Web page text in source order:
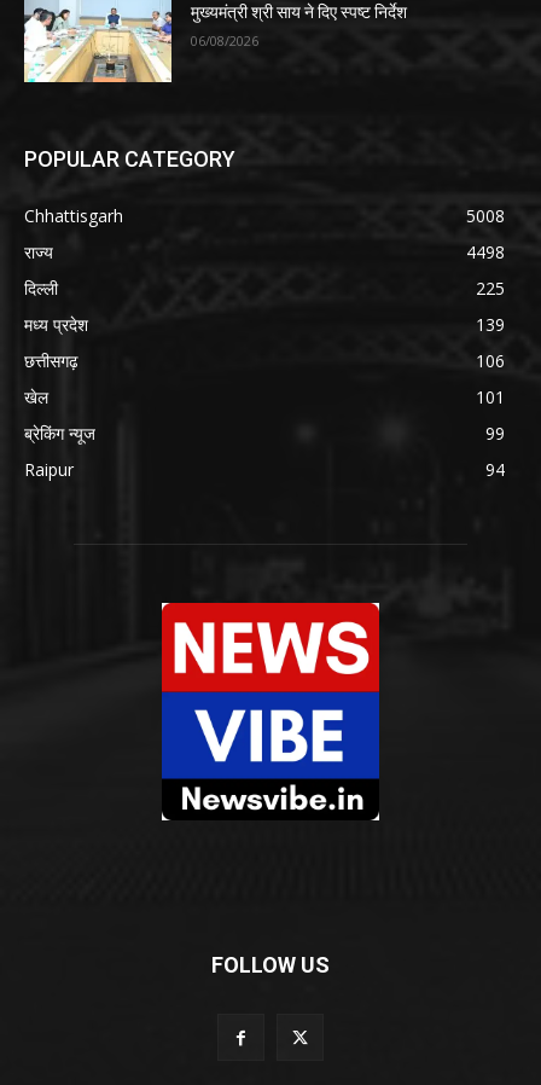
मुख्यमंत्री श्री साय ने दिए स्पष्ट निर्देश
06/08/2026
POPULAR CATEGORY
Chhattisgarh
5008
राज्य
4498
दिल्ली
225
मध्य प्रदेश
139
छत्तीसगढ़
106
खेल
101
ब्रेकिंग न्यूज
99
Raipur
94
FOLLOW US